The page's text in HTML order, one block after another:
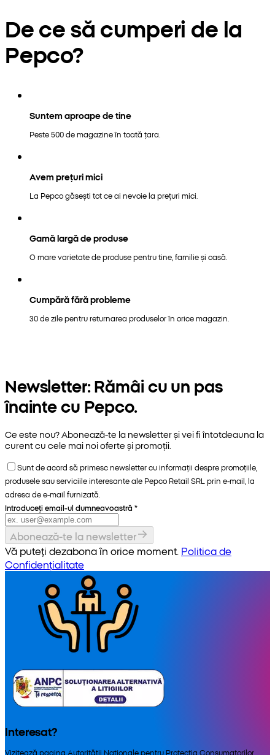
De ce să cumperi de la
Pepco?
Suntem aproape de tine
Peste 500 de magazine în toată țara.
Avem prețuri mici
La Pepco găsești tot ce ai nevoie la prețuri mici.
Gamă largă de produse
O mare varietate de produse pentru tine, familie și casă.
Cumpără fără probleme
30 de zile pentru returnarea produselor în orice magazin.
Newsletter: Rămâi cu un pas
înainte cu Pepco.
Ce este nou? Abonează-te la newsletter și vei fi întotdeauna la
curent cu cele mai noi oferte și promoții.
Sunt de acord să primesc newsletter cu informații despre promoțiile,
produsele sau serviciile interesante ale Pepco Retail SRL prin e-mail, la
adresa de e-mail furnizată.
Introduceți email-ul dumneavoastră *
Abonează-te la newsletter
Vă puteți dezabona în orice moment. Politica de
Confidențialitate
Interesat?
Vizitează pagina Autorității Naționale pentru Protecția Consumatorilor